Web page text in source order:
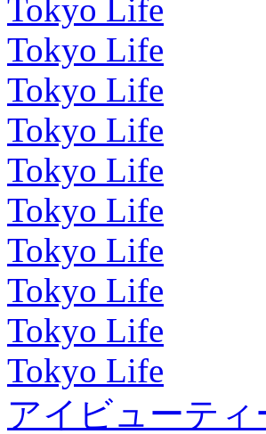
Tokyo Life
Tokyo Life
Tokyo Life
Tokyo Life
Tokyo Life
Tokyo Life
Tokyo Life
Tokyo Life
Tokyo Life
Tokyo Life
アイビューテ